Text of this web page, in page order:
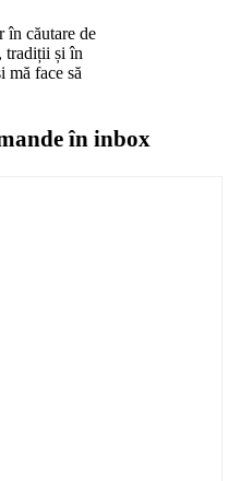
în căutare de
tradiții și în
mă face să
în inbox